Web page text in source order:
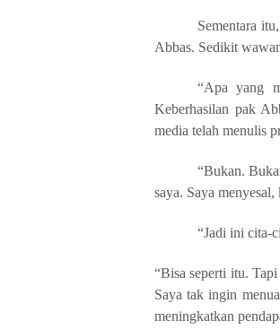
Sementara
Abbas. Sedikit
“Apa yang
Keberhasilan pak
media telah menulis
“Bukan.
saya. Saya
“Jadi ini cita-
“Bisa seperti itu.
Saya tak ingin
meningkatkan